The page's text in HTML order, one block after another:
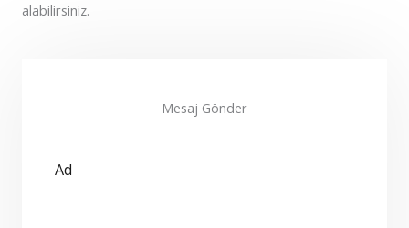
alabilirsiniz.
Mesaj Gönder